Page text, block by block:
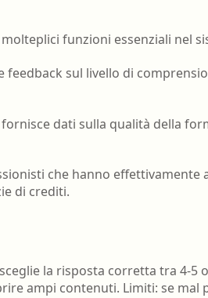
Tecnico della riabilitazione
psichiatrica
Tecnico di neurofisiopatologia
funzioni essenziali nel
sul livello di
dati sulla qualità della
che hanno effettivamente
di crediti.
la risposta corretta tra 4-5
ampi contenuti. Limiti: se mal